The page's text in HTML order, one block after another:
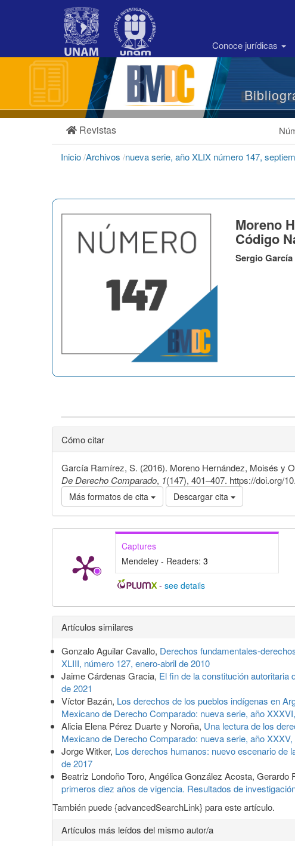
Barra
Conoce jurídicas
Revistas
Inicio/Archivos /nueva serie, año XLIX número 147,
Moreno
Código
Sergio García
Cómo citar
García Ramírez, S. (2016). Moreno Hernández, Moisés y
De Derecho Comparado, 1(147), 401–407. https://doi.org/
Más formatos de cita Descargar cita
Captures
Mendeley - Readers: 3
- see details
Detalles
del
artículo
Artículos similares
Gonzalo Aguilar Cavallo, Derechos fundamentales-
XLIII, número 127, enero-abril de 2010
Jaime Cárdenas Gracia, El fin de la constitución autoritaria
de 2021
Víctor Bazán, Los derechos de los pueblos indígenas en
Mexicano de Derecho Comparado: nueva serie, año
Alicia Elena Pérez Duarte y Noroña, Una lectura de los
Mexicano de Derecho Comparado: nueva serie, año
Jorge Witker, Los derechos humanos: nuevo escenario de
de 2017
Beatriz Londoño Toro, Angélica González Acosta, Gerardo
primeros diez años de vigencia. Resultados de
También puede {advancedSearchLink} para este artículo.
Artículos más leídos del mismo autor/a